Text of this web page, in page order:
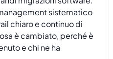
sistematico
chiaro e continuo di
è cambiato, perché è
e chi ne ha